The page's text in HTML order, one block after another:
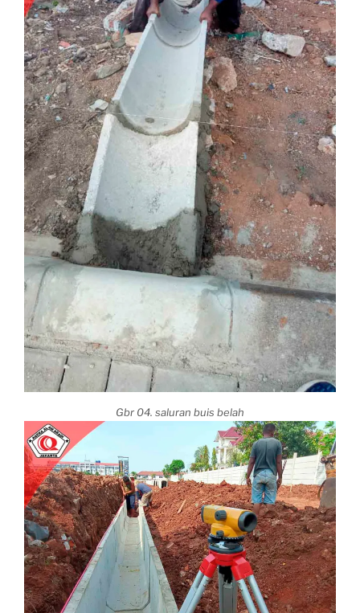
Gbr 04. saluran buis belah